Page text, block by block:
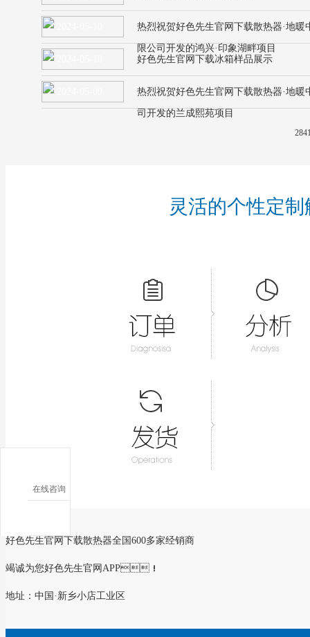
热烈祝贺好色先生官网下载散热器·地
限公司开发的鸿兴·印象湖畔项目
好色先生官网下载冰箱样品展示
热烈祝贺好色先生官网下载散热器·地
司开发的兰成熙苑项目
灵活的个性定制解
好色先生官网下载散热器全国600多家经销商
竭诚为您好色先生官网APP！
地址：中国·新乡小店工业区
在线咨询